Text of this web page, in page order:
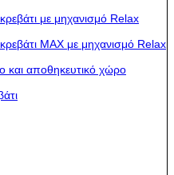
με μηχανισμό Relax
MAX με μηχανισμό Relax
και αποθηκευτικό χώρο